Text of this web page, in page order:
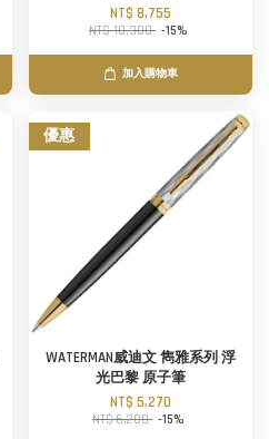
NT$ 8,755
NT$ 10,300 -15%
加入購物車
優惠
WATERMAN威迪文 雋雅系列 浮
光巴黎 原子筆
NT$ 5,270
NT$ 6,200 -15%